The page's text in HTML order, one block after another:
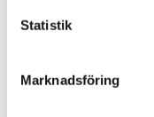
Statistik
Marknadsföring